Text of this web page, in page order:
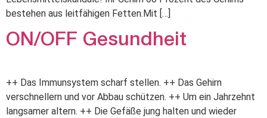
bestehen aus leitfähigen Fetten.Mit […]
ON/OFF Gesundheit
++ Das Immunsystem scharf stellen. ++ Das Gehirn
verschnellern und vor Abbau schützen. ++ Um ein Jahrzehnt
langsamer altern. ++ Die Gefäße jung halten und wieder